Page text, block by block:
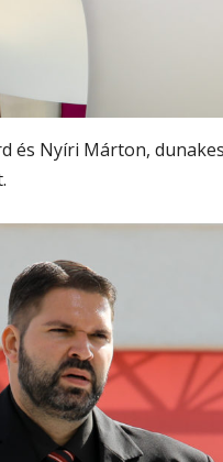
és Nyíri Márton,